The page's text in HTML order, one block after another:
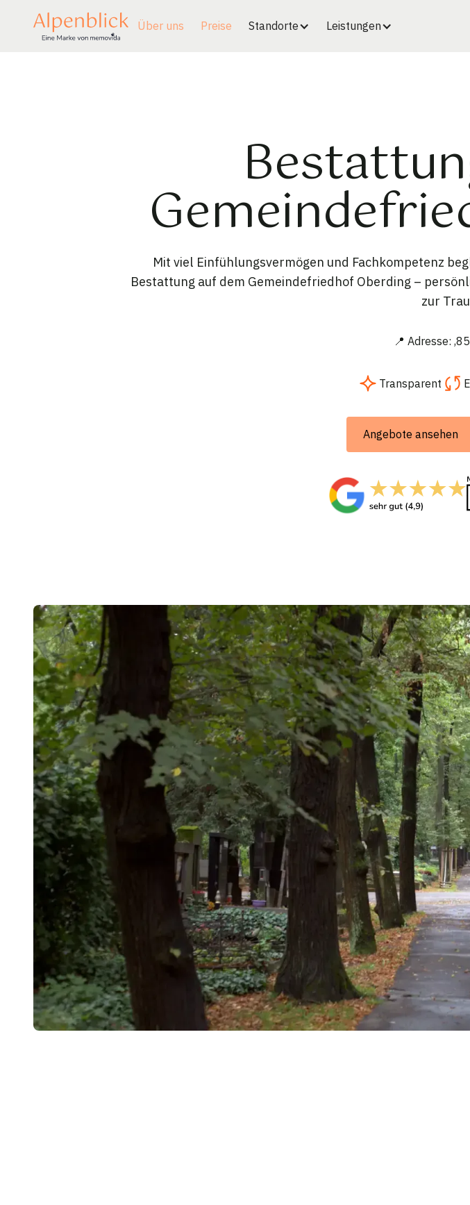
Über uns Preise Standorte Leistungen
Mit viel Einfühlungsvermögen und Fachkompetenz
Bestattung auf dem Gemeindefriedhof Oberding –
zur
📍 Adresse:
Transparent
Angebote ansehen